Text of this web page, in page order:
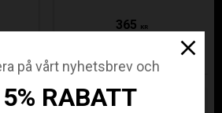
365 KR
på vårt nyhetsbrev och
RABATT